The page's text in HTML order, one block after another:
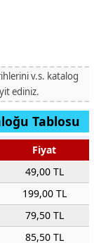
v.s. katalog
ediniz.
Tablosu
Fiyat
49,00 TL
199,00 TL
79,50 TL
85,50 TL